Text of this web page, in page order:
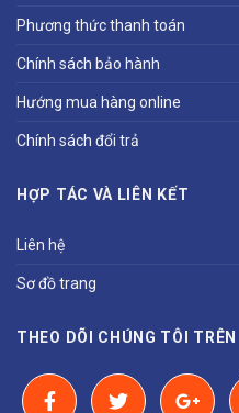
Phương thức thanh toán
Chính sách bảo hành
Hướng mua hàng online
Chính sách đổi trả
HỢP TÁC VÀ LIÊN KẾT
Liên hệ
Sơ đồ trang
THEO DÕI CHÚNG TÔI TRÊN